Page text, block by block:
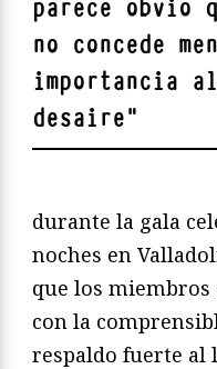
parece obvio
no concede
importancia al
desaire"
durante la gala
noches en
que los miembros
con la
respaldo fuerte al